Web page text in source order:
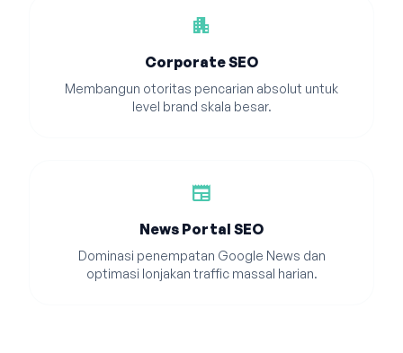
apartment
Corporate SEO
Membangun otoritas pencarian absolut untuk
level brand skala besar.
newspaper
News Portal SEO
Dominasi penempatan Google News dan
optimasi lonjakan traffic massal harian.